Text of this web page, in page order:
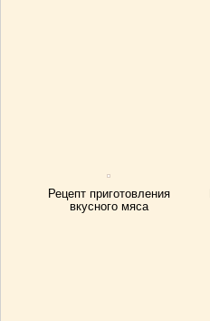
Рецепт приготовления
вкусного мяса